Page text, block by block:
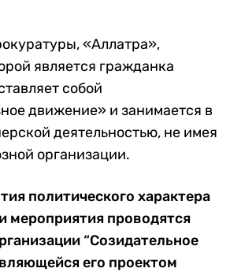
«Аллатра»,
является гражданка
собой
движение» и занимается в
деятельностью, не имея
организации.
политического характера
мероприятия проводятся
“Созидательное
его проектом